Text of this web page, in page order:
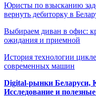
Юристы по взысканию
вернуть дебиторку в
Выбираем диван в офис:
ожидания и приемной
История технологии
современных машин
Digital-рынки Беларуси,
Исследование и